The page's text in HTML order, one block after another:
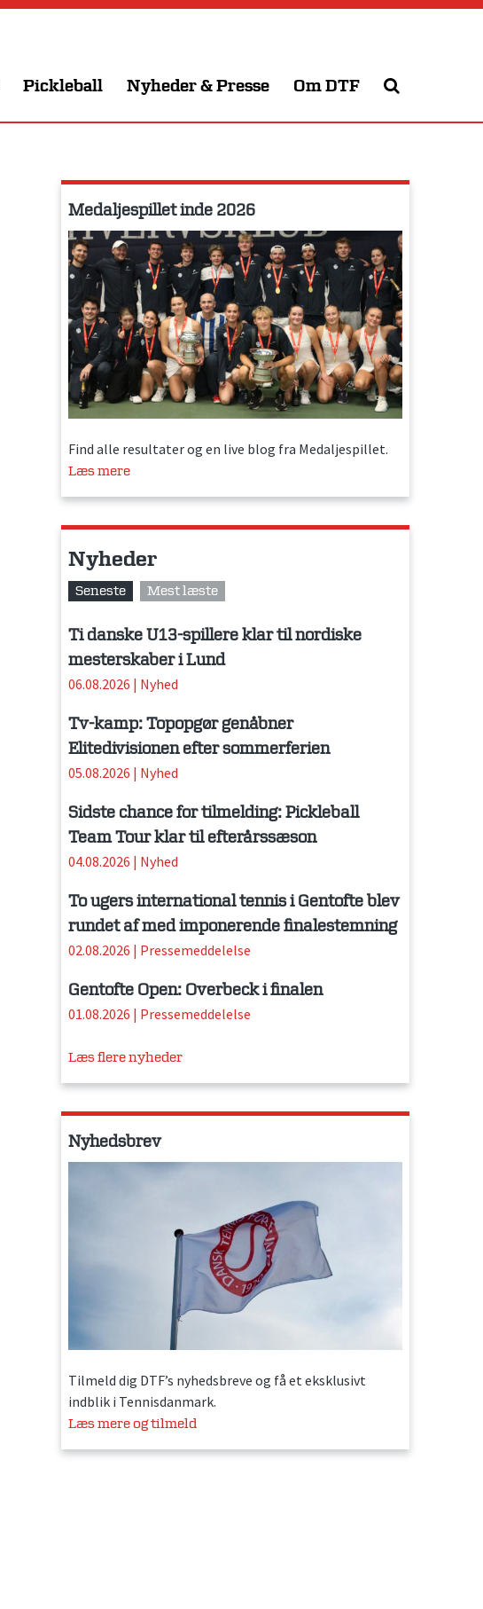
Pickleball Nyheder & Presse Om DTF
Medaljespillet inde 2026
Find alle resultater og en live blog fra Medaljespillet.
Læs mere
Nyheder
Seneste Mest læste
Ti danske U13-spillere klar til nordiske
mesterskaber i Lund
06.08.2026 | Nyhed
Tv-kamp: Topopgør genåbner
Elitedivisionen efter sommerferien
05.08.2026 | Nyhed
Sidste chance for tilmelding: Pickleball
Team Tour klar til efterårssæson
04.08.2026 | Nyhed
To ugers international tennis i Gentofte blev
rundet af med imponerende finalestemning
02.08.2026 | Pressemeddelelse
Gentofte Open: Overbeck i finalen
01.08.2026 | Pressemeddelelse
Læs flere nyheder
Nyhedsbrev
Tilmeld dig DTF’s nyhedsbreve og få et eksklusivt
indblik i Tennisdanmark.
Læs mere og tilmeld